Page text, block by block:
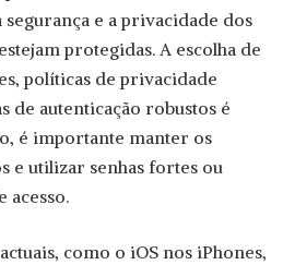
e a privacidade dos
protegidas. A escolha de
políticas de privacidade
de autenticação robustos é
é importante manter os
e utilizar senhas fortes ou
acesso.
como o iOS nos iPhones,